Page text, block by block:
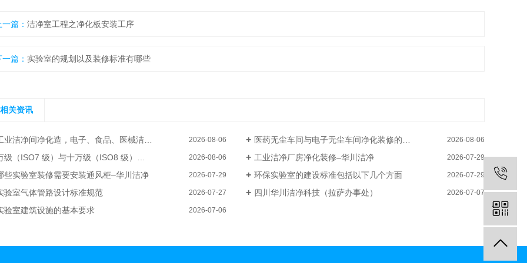
篇： 洁净室工程之净化板安装工序
篇： 实验室的规划以及装修标准有哪些
相关资讯
洁净间净化造，电子、食品、医械洁净厂房整体装修–华川洁净 2026-08-06 医药无尘车间与电子无尘车间净化装修的区别有哪些–华川洁净 2026-08-06
（ISO7 级）与十万级（ISO8 级）电子厂洁净无尘车间装修成本差异 2026-08-06 工业洁净厂房净化装修–华川洁净 2026-07-29
些实验室装修需要安装通风柜–华川洁净 2026-07-29 环保实验室的建设标准包括以下几个方面 2026-07-29
验室气体管路设计标准规范 2026-07-27 四川华川洁净科技（拉萨办事处） 2026-07-07
验室建筑设施的基本要求 2026-07-06